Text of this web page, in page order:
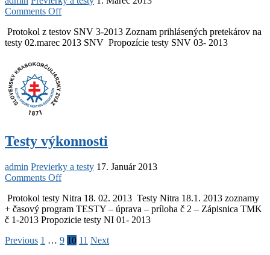
Comments Offon
výkonnosti
Protokol z testov SNV 3-2013 Zoznam prihlásených pretekárov na
testy 02.marec 2013 SNV Propozície testy SNV 03- 2013
Testy výkonnosti
admin Previerky a testy 17. Január 2013
Comments Offon
výkonnosti
Protokol testy Nitra 18. 02. 2013 Testy Nitra 18.1. 2013 zoznamy
+ časový program TESTY – úprava – príloha č 2 – Zápisnica TMK
č 1-2013 Propozicie testy NI 01- 2013
Posts
Previous 1 … 9 10 11 Next